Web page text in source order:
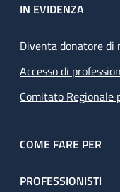
IN EVIDENZA
Diventa donatore di
Accesso di
Comitato Regionale
COME FARE PER
PROFESSIONISTI